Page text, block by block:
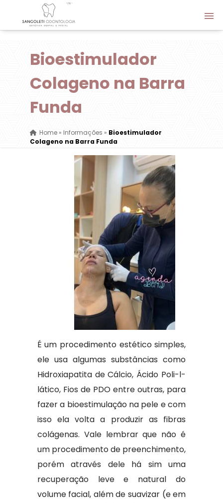
Bioestimulador
Colageno na Barra
Funda
Home» Informações » Bioestimulador
Colageno na Barra Funda
É um procedimento estético simples,
ele usa algumas substâncias como
Hidroxiapatita de Cálcio, Ácido Poli-l-
lático, Fios de PDO entre outras, para
fazer a bioestimulação na pele e com
isso ela volta a produzir as fibras
colágenas. Vale lembrar que não é
um procedimento de preenchimento,
porém através dele há sim uma
recuperação leve e natural do
volume facial, além de suavizar (e em